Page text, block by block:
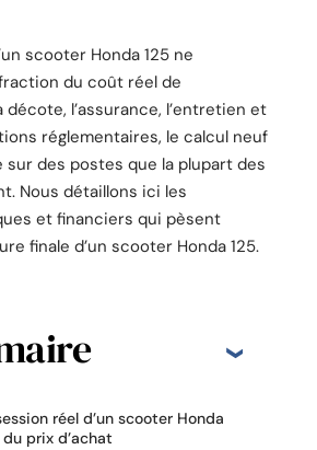
scooter Honda 125 ne
du coût réel de
décote, l’assurance, l’entretien et
réglementaires, le calcul neuf
des postes que la plupart des
Nous détaillons ici les
et financiers qui pèsent
finale d’un scooter Honda 125.
réel d’un scooter Honda
prix d’achat